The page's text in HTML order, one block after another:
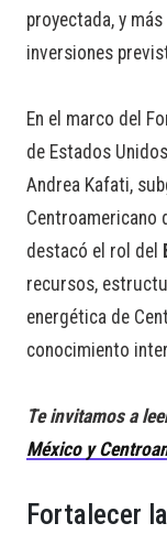
proyectada, y
inversiones
En el marco del
de Estados
Andrea Kafati,
Centroamericano
destacó el rol del
recursos,
energética de
conocimiento
Te invitamos a
México y
Fortalecer